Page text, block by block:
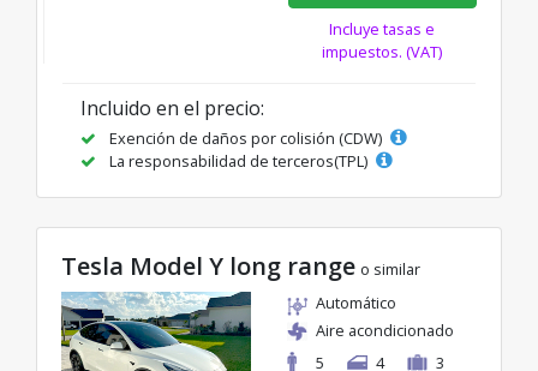
Incluye tasas e
impuestos. (VAT)
Incluido en el precio:
Exención de daños por colisión (CDW)
La responsabilidad de terceros(TPL)
Tesla Model Y long range o similar
Automático
Aire acondicionado
5
4 3